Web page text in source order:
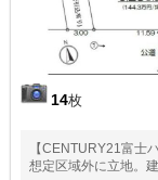
14枚
【CENTURY21富士
想定区域外に立地。